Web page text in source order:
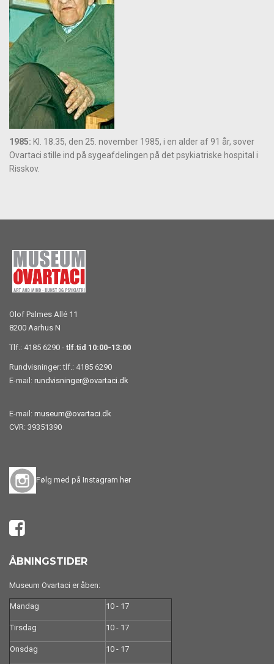
1985: Kl. 18.35, den 25. november 1985, i en alder af 91 år, sover
Ovartaci stille ind på sygeafdelingen på det psykiatriske hospital i
Risskov.
Olof Palmes Allé 11
8200 Aarhus N
Tlf.: 4185 6290 - tlf.tid 10:00-13:00
Rundvisninger: tlf.: 4185 6290
E-mail: rundvisninger@ovartaci.dk
E-mail: museum@ovartaci.dk
CVR: 39351390
Følg med på Instagram her
ÅBNINGSTIDER
Museum Ovartaci er åben:
Mandag 10 - 17
Tirsdag 10 - 17
Onsdag 10 - 17